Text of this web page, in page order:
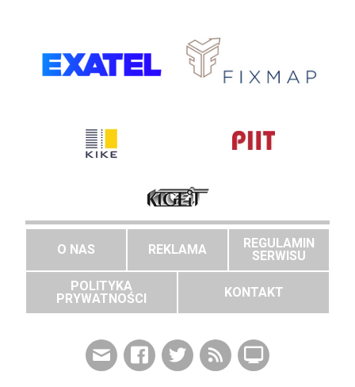
O NAS REKLAMA
REGULAMIN
SERWISU
POLITYKA
PRYWATNOŚCI
KONTAKT